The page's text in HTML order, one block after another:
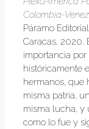
Colombia-
Páramo
Caracas, 2020.
importancia
históricamente
hermanos, que
misma patria,
misma lucha, y
como lo fue y